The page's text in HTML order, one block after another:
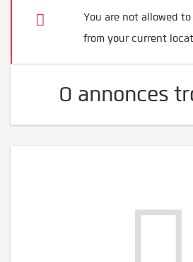
You are not allowed
from your current
0 annonces